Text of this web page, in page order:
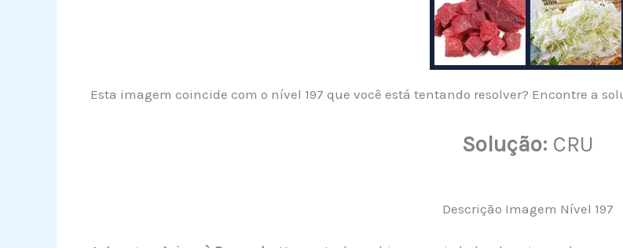
Esta imagem coincide com o nível 197 que você está tentando resolver? Encontre a
Solução: CRU
Descrição Imagem Nível 197